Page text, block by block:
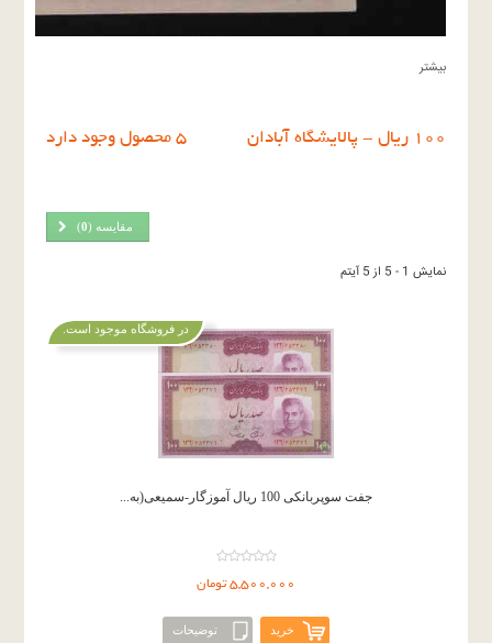
بیشتر
١٠٠ ريال - پالايشگاه آبادان 5 محصول وجود دارد
مقایسه (0
)
نمایش 1 - 5 از 5 آیتم
جفت سوپربانکی 100 ریال آموزگار-سمیعی(به...
5,500,000 تومان
خرید توضیحات
در فروشگاه موجود است.